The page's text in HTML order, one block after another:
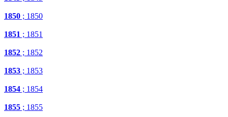
1850 ; 1850
1851 ; 1851
1852 ; 1852
1853 ; 1853
1854 ; 1854
1855 ; 1855